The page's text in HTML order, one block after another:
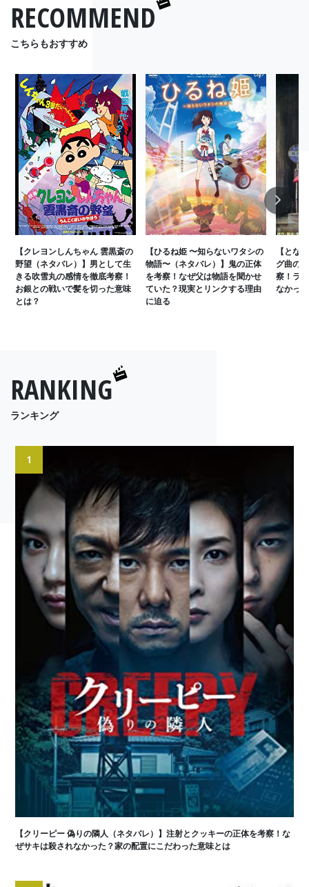
RECOMMEND
こちらもおすすめ
【クレヨンしんちゃん 雲黒斎の
野望（ネタバレ）】男として生
きる吹雪丸の感情を徹底考察！
お銀との戦いで髪を切った意味
とは？
【ひるね姫 〜知らないワタシの
物語〜（ネタバレ）】鬼の正体
を考察！なぜ父は物語を聞かせ
ていた？現実とリンクする理由
に迫る
【とな
グ曲の
察！ラ
なかっ
Next
RANKING
ランキング
1
【クリーピー 偽りの隣人（ネタバレ）】注射とクッキーの正体を考察！な
ぜサキは殺されなかった？家の配置にこだわった意味とは